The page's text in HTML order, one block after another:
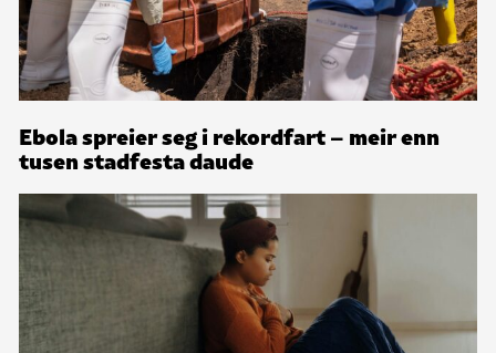
Ebola spreier seg i rekordfart – meir enn
tusen stadfesta daude